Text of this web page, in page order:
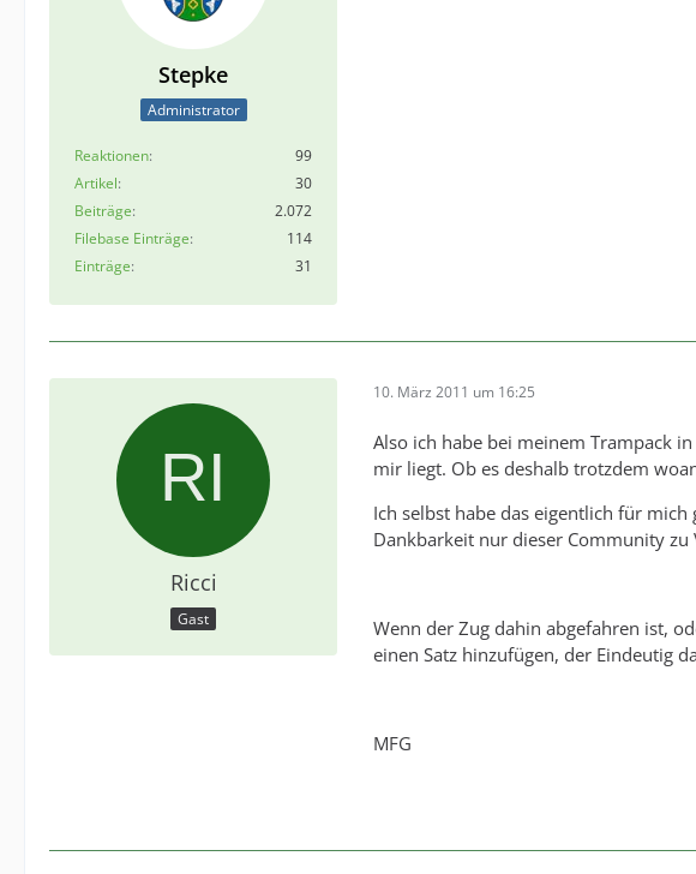
Stepke
Administrator
Reaktionen
99
Artikel
30
Beiträge
2.072
Filebase Einträge
114
Einträge
31
Ricci
Gast
10. März 2011 um 16:25
Also ich habe bei meinem Trampack
mir liegt. Ob es deshalb trotzdem
Ich selbst habe das eigentlich für
Dankbarkeit nur dieser Community zu
Wenn der Zug dahin abgefahren ist,
einen Satz hinzufügen, der Eindeutig
MFG